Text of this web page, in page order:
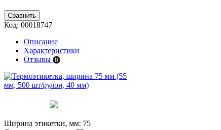
Сравнить
Код: 00018747
Описание
Характеристики
Отзывы 0
Ширина этикетки, мм: 75